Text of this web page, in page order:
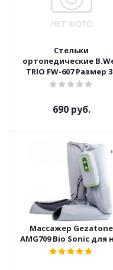
Стельки
ортопедические
TRIO FW-607 Размер
690 руб.
Массажер Gezatone
AMG709 Bio Sonic для